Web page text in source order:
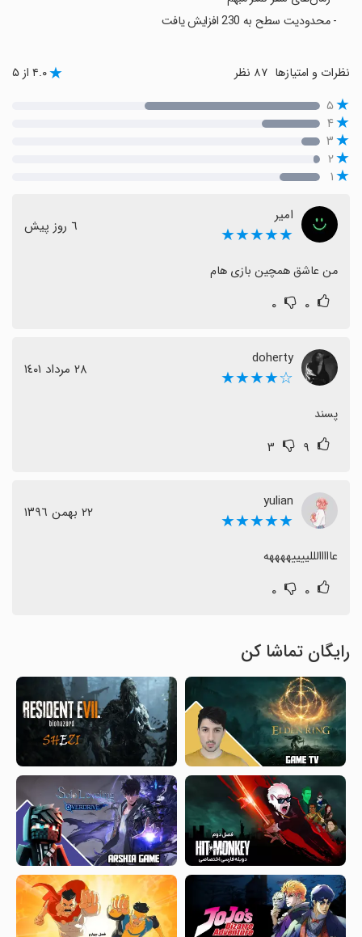
- محدودیت سطح به 230 افزایش یافت
نظرات و امتیازها ۴.۰ از ۵
۵
۴
۳
۲
۱
امیر
★★★★★ ٦ روز پیش
من عاشق همچین بازی هام
۰ ۰
doherty
☆★★★★ ٢٨ مرداد ١٤٠١
پسند
۹ ۳
yulian
★★★★★ ٢٢ بهمن ١٣٩٦
عااااالللییییههههه
۰ ۰
رایگان تماشا کن